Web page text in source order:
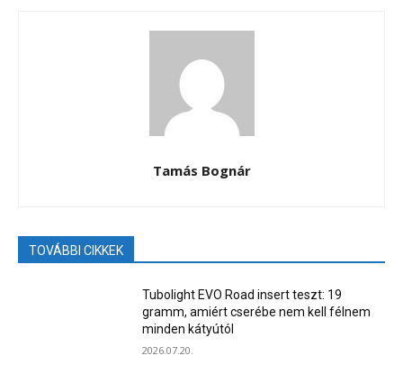
Tamás Bognár
TOVÁBBI CIKKEK
Tubolight EVO Road insert teszt: 19
gramm, amiért cserébe nem kell félnem
minden kátyútól
2026.07.20.